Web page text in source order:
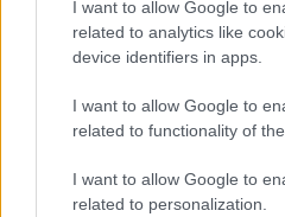
I want to allow Google to
related to analytics like
device identifiers in apps.
I want to allow Google to
related to functionality of
I want to allow Google to
related to personalization.
fatáblás zsalu rendszerrel díszítette
Úri utca 26-28.
A Hadik-szobortól körbenézve két
lakóházát. A harmadik ház ebben a
fénylő homlokzatával hívja fel magára